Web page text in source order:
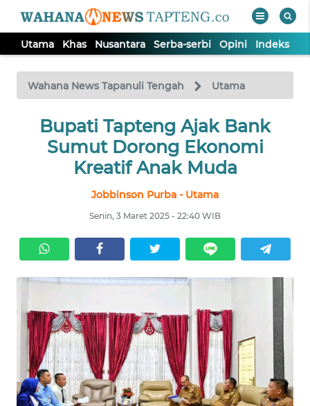
Utama Khas Nusantara Serba-serbi Opini Indeks
Wahana News Tapanuli Tengah Utama
Bupati Tapteng Ajak Bank
Sumut Dorong Ekonomi
Kreatif Anak Muda
Jobbinson Purba - Utama
Senin, 3 Maret 2025 - 22:40 WIB
TV
Tutup
UTAMA
SERBA-
SERBI
Informasi
INDEKS
BERITA